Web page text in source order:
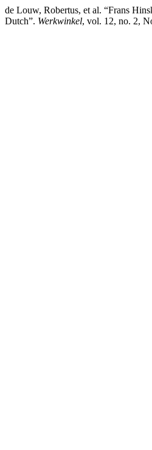
de Louw, Robertus, et al. “Frans
Dutch”. Werkwinkel, vol. 12, no. 2,